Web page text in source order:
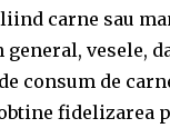
carne sau
vesele,
consum de
fidelizarea